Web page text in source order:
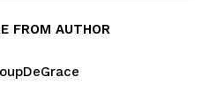
FROM AUTHOR